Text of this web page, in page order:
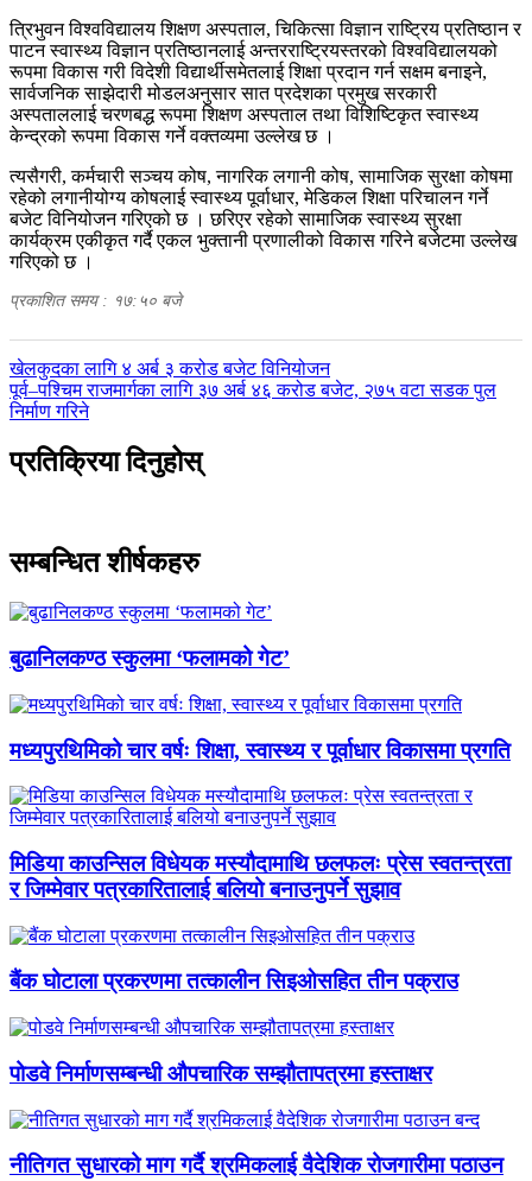
त्रिभुवन विश्वविद्यालय शिक्षण अस्पताल, चिकित्सा विज्ञान राष्ट्रिय प्रतिष्ठान र
पाटन स्वास्थ्य विज्ञान प्रतिष्ठानलाई अन्तरराष्ट्रियस्तरको विश्वविद्यालयको
रूपमा विकास गरी विदेशी विद्यार्थीसमेतलाई शिक्षा प्रदान गर्न सक्षम बनाइने,
सार्वजनिक साझेदारी मोडलअनुसार सात प्रदेशका प्रमुख सरकारी
अस्पताललाई चरणबद्ध रूपमा शिक्षण अस्पताल तथा विशिष्टिकृत स्वास्थ्य
केन्द्रको रूपमा विकास गर्ने वक्तव्यमा उल्लेख छ ।
त्यसैगरी, कर्मचारी सञ्चय कोष, नागरिक लगानी कोष, सामाजिक सुरक्षा कोषमा
रहेको लगानीयोग्य कोषलाई स्वास्थ्य पूर्वाधार, मेडिकल शिक्षा परिचालन गर्ने
बजेट विनियोजन गरिएको छ । छरिएर रहेको सामाजिक स्वास्थ्य सुरक्षा
कार्यक्रम एकीकृत गर्दै एकल भुक्तानी प्रणालीको विकास गरिने बजेटमा उल्लेख
गरिएको छ ।
प्रकाशित समय : १७:५० बजे
पछिल्लाे
-
खेलकुदका लागि ४ अर्ब ३ करोड बजेट विनियोजन
अघिल्लाे
-
पूर्व–पश्चिम राजमार्गका लागि ३७ अर्ब ४६ करोड बजेट, २७५ वटा सडक पुल
निर्माण गरिने
प्रतिक्रिया दिनुहोस्
सम्बन्धित शीर्षकहरु
बुढानिलकण्ठ स्कुलमा ‘फलामको गेट’
मध्यपुरथिमिको चार वर्षः शिक्षा, स्वास्थ्य र पूर्वाधार विकासमा प्रगति
मिडिया काउन्सिल विधेयक मस्यौदामाथि छलफलः प्रेस स्वतन्त्रता
र जिम्मेवार पत्रकारितालाई बलियो बनाउनुपर्ने सुझाव
बैंक घोटाला प्रकरणमा तत्कालीन सिइओसहित तीन पक्राउ
पोडवे निर्माणसम्बन्धी औपचारिक सम्झौतापत्रमा हस्ताक्षर
नीतिगत सुधारको माग गर्दै श्रमिकलाई वैदेशिक रोजगारीमा पठाउन